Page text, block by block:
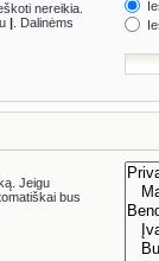
nereikia.
| . Dalinėms
Jeigu